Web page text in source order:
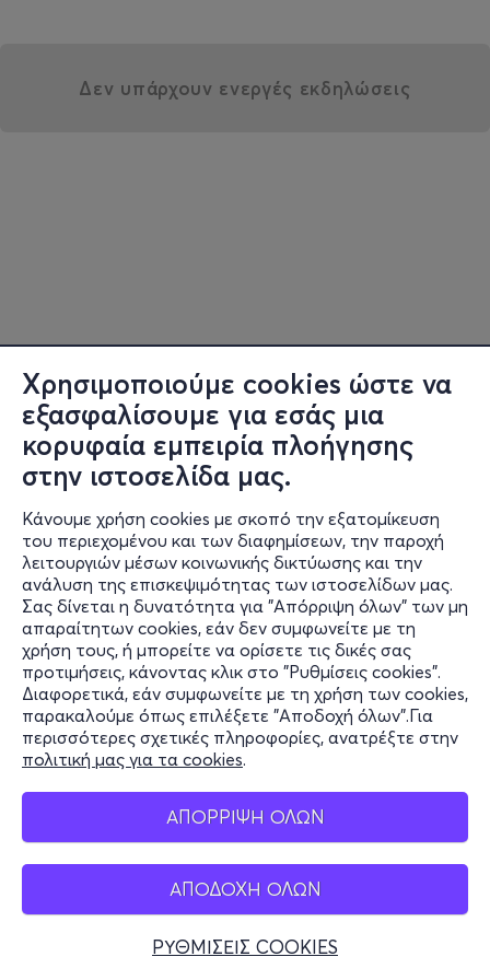
Χρησιμοποιούμε cookies ώστε να
εξασφαλίσουμε για εσάς μια
κορυφαία εμπειρία πλοήγησης
στην ιστοσελίδα μας.
Κάνουμε χρήση cookies με σκοπό την εξατομίκευση
του περιεχομένου και των διαφημίσεων, την παροχή
λειτουργιών μέσων κοινωνικής δικτύωσης και την
ανάλυση της επισκεψιμότητας των ιστοσελίδων μας.
Σας δίνεται η δυνατότητα για "Απόρριψη όλων" των μη
απαραίτητων cookies, εάν δεν συμφωνείτε με τη
χρήση τους, ή μπορείτε να ορίσετε τις δικές σας
προτιμήσεις, κάνοντας κλικ στο "Ρυθμίσεις cookies".
Διαφορετικά, εάν συμφωνείτε με τη χρήση των cookies,
παρακαλούμε όπως επιλέξετε "Αποδοχή όλων".Για
περισσότερες σχετικές πληροφορίες, ανατρέξτε στην
πολιτική μας για τα cookies.
ΑΠΟΡΡΙΨΗ ΟΛΩΝ
ΑΠΟΔΟΧΗ ΟΛΩΝ
ΡΥΘΜΙΣΕΙΣ COOKIES
Δεν υπάρχουν ενεργές εκδηλώσεις